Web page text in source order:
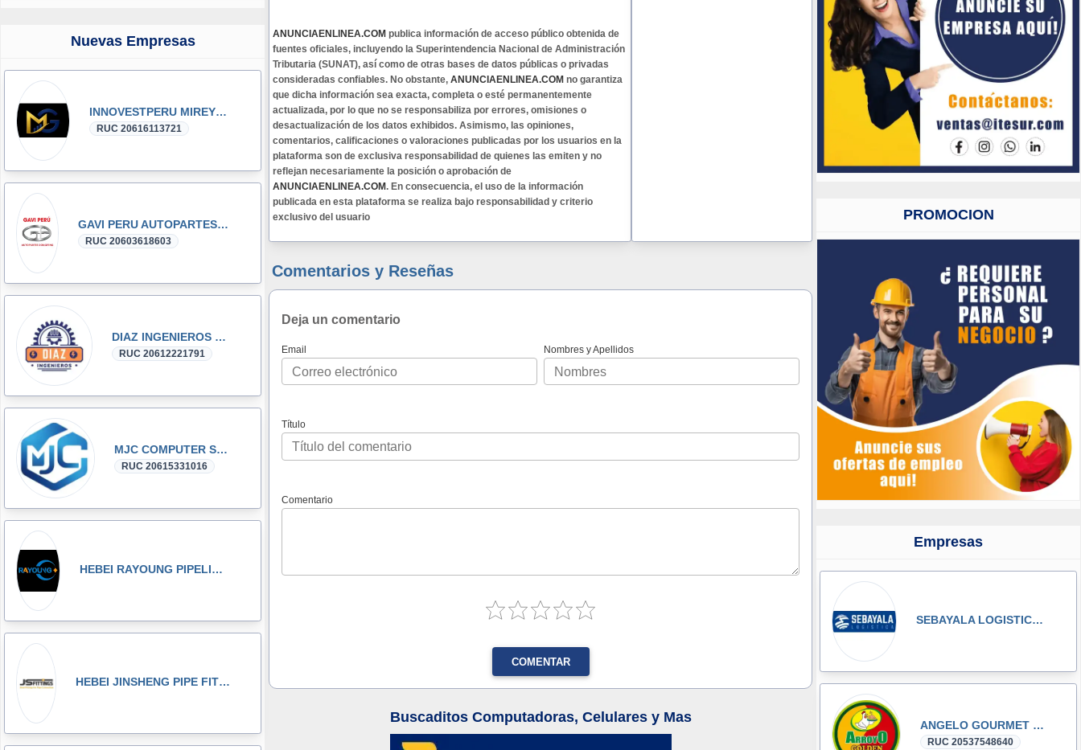
Nuevas Empresas
INNOVESTPERU MIREYKA GROUP SAC
RUC 20616113721
GAVI PERU AUTOPARTES DONGFENG y DFSK GLORY
RUC 20603618603
DIAZ INGENIEROS SRL
RUC 20612221791
MJC COMPUTER SAC
RUC 20615331016
HEBEI RAYOUNG PIPELINE TECHNOLOGY CO., LTD
HEBEI JINSHENG PIPE FITTING MANUFACTURING CO., LT
ANUNCIAENLINEA.COM publica información de acceso público obtenida de
fuentes oficiales, incluyendo la Superintendencia Nacional de Administración
Tributaria (SUNAT), así como de otras bases de datos públicas o privadas
consideradas confiables. No obstante, ANUNCIAENLINEA.COM no garantiza
que dicha información sea exacta, completa o esté permanentemente
actualizada, por lo que no se responsabiliza por errores, omisiones o
desactualización de los datos exhibidos. Asimismo, las opiniones,
comentarios, calificaciones o valoraciones publicadas por los usuarios en la
plataforma son de exclusiva responsabilidad de quienes las emiten y no
reflejan necesariamente la posición o aprobación de
ANUNCIAENLINEA.COM. En consecuencia, el uso de la información
publicada en esta plataforma se realiza bajo responsabilidad y criterio
exclusivo del usuario
Comentarios y Reseñas
Deja un comentario
Email Nombres y Apellidos
Título
Comentario
COMENTAR
Buscaditos Computadoras, Celulares y Mas
PROMOCION
Empresas
SEBAYALA LOGISTICA S.A.C.
ANGELO GOURMET S.A.C.
RUC 20537548640